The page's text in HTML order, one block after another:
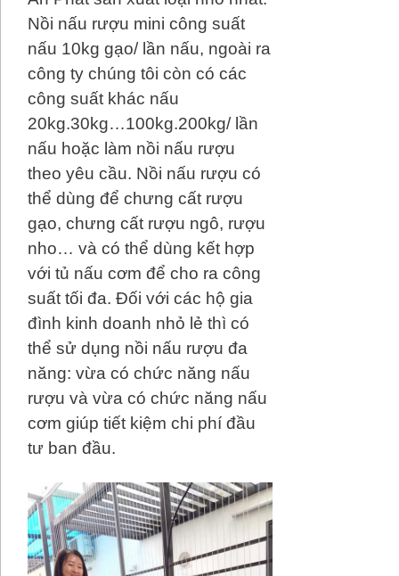
Nồi nấu rượu mini công suất
nấu 10kg gạo/ lần nấu, ngoài ra
công ty chúng tôi còn có các
công suất khác nấu
20kg.30kg…100kg.200kg/ lần
nấu hoặc làm nồi nấu rượu
theo yêu cầu. Nồi nấu rượu có
thể dùng để chưng cất rượu
gạo, chưng cất rượu ngô, rượu
nho… và có thể dùng kết hợp
với tủ nấu cơm để cho ra công
suất tối đa. Đối với các hộ gia
đình kinh doanh nhỏ lẻ thì có
thể sử dụng nồi nấu rượu đa
năng: vừa có chức năng nấu
rượu và vừa có chức năng nấu
cơm giúp tiết kiệm chi phí đầu
tư ban đầu.